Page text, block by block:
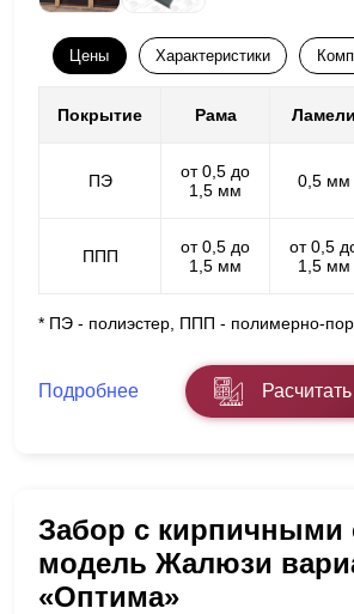
Цены Характеристики
Покрытие Рама Ламели
ПЭ
от 0,5 до
1,5 мм
0,5 мм
ППП
от 0,5 до
1,5 мм
от 0,5
1,5 мм
* ПЭ - полиэстер, ППП - полимерно-
Подробнее
Забор с кирпичными
модель Жалюзи
«Оптима»